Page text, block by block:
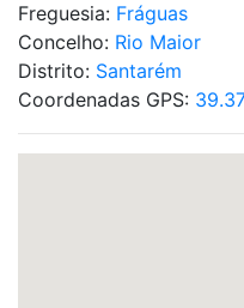
Freguesia: Fráguas
Concelho: Rio Maior
Distrito: Santarém
Coordenadas GPS: